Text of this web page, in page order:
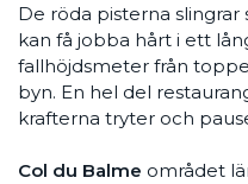
De röda pisterna
kan få jobba hårt i ett
fallhöjdsmeter från
byn. En hel del
krafterna tryter och
Col du Balme området